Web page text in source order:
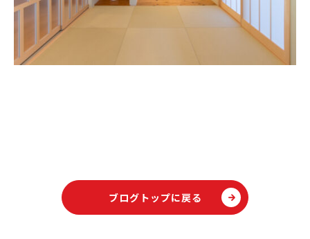
ブログトップに戻る